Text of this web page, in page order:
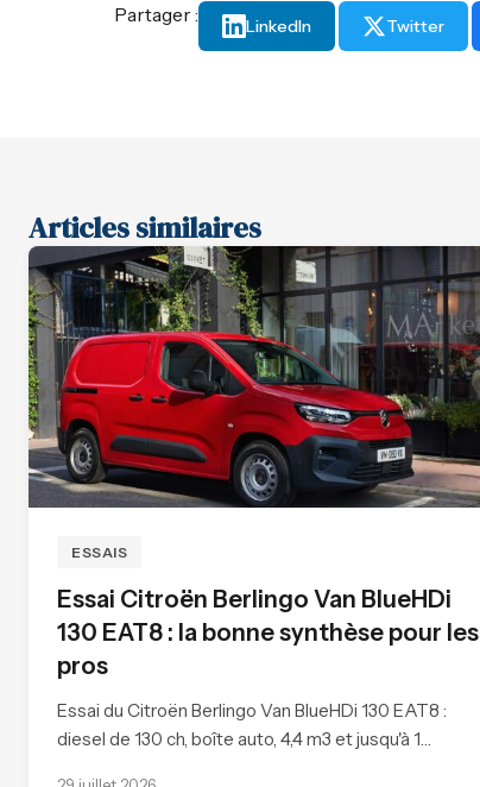
Partager : LinkedIn Twitter
Articles similaires
ESSAIS
Essai Citroën Berlingo Van BlueHDi
130 EAT8 : la bonne synthèse pour les
pros
Essai du Citroën Berlingo Van BlueHDi 130 EAT8 :
diesel de 130 ch, boîte auto, 4,4 m3 et jusqu'à 1…